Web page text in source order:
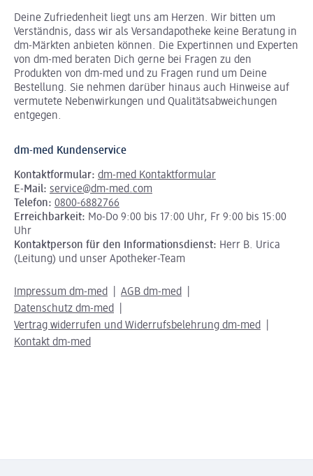
Deine Zufriedenheit liegt uns am Herzen. Wir bitten um
Verständnis, dass wir als Versandapotheke keine Beratung in
dm-Märkten anbieten können. Die Expertinnen und Experten
von dm-med beraten Dich gerne bei Fragen zu den
Produkten von dm-med und zu Fragen rund um Deine
Bestellung. Sie nehmen darüber hinaus auch Hinweise auf
vermutete Nebenwirkungen und Qualitätsabweichungen
entgegen.
dm-med Kundenservice
Kontaktformular: dm-med Kontaktformular
E-Mail: service@dm-med.com
Telefon: 0800-6882766
Erreichbarkeit: Mo-Do 9:00 bis 17:00 Uhr, Fr 9:00 bis 15:00
Uhr
Kontaktperson für den Informationsdienst: Herr B. Urica
(Leitung) und unser Apotheker-Team
Impressum dm-med
AGB dm-med
Datenschutz dm-med
Vertrag widerrufen und Widerrufsbelehrung dm-med
Kontakt dm-med